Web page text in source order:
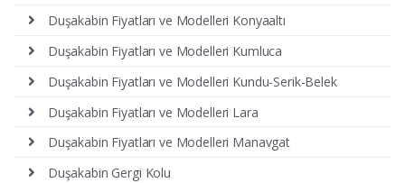
Duşakabin Fiyatları ve Modelleri Konyaaltı
Duşakabin Fiyatları ve Modelleri Kumluca
Duşakabin Fiyatları ve Modelleri Kundu-Serik-Belek
Duşakabin Fiyatları ve Modelleri Lara
Duşakabin Fiyatları ve Modelleri Manavgat
Duşakabin Gergi Kolu